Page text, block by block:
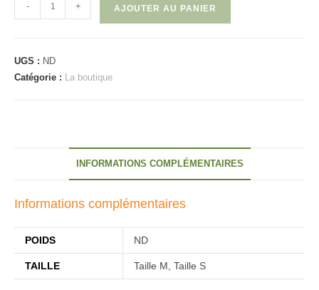
de
Pélican
- + AJOUTER AU PANIER
UGS : ND
Catégorie : La boutique
INFORMATIONS COMPLÉMENTAIRES
Informations complémentaires
POIDS ND
TAILLE Taille M, Taille S